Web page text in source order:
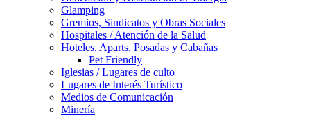
Glamping
Gremios, Sindicatos y Obras Sociales
Hospitales / Atención de la Salud
Hoteles, Aparts, Posadas y Cabañas
Pet Friendly
Iglesias / Lugares de culto
Lugares de Interés Turístico
Medios de Comunicación
Minería